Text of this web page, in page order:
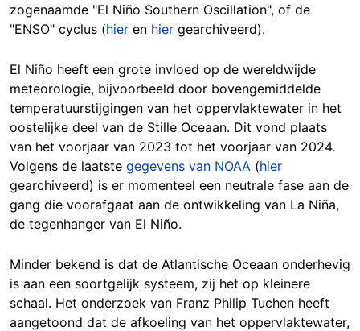
zogenaamde "El Niño Southern Oscillation", of de
"ENSO" cyclus (hier en hier gearchiveerd).
El Niño heeft een grote invloed op de wereldwijde
meteorologie, bijvoorbeeld door bovengemiddelde
temperatuurstijgingen van het oppervlaktewater in het
oostelijke deel van de Stille Oceaan. Dit vond plaats
van het voorjaar van 2023 tot het voorjaar van 2024.
Volgens de laatste gegevens van NOAA (hier
gearchiveerd) is er momenteel een neutrale fase aan de
gang die voorafgaat aan de ontwikkeling van La Niña,
de tegenhanger van El Niño.
Minder bekend is dat de Atlantische Oceaan onderhevig
is aan een soortgelijk systeem, zij het op kleinere
schaal. Het onderzoek van Franz Philip Tuchen heeft
aangetoond dat de afkoeling van het oppervlaktewater,